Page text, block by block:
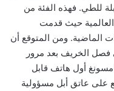
للطي. فهذه الفئة من
العالمية حيث قدمت
الماضية. ومن المتوقع أن
فصل الخريف بعد مرور
أول هاتف قابل
على عاتق أبل مسؤولية